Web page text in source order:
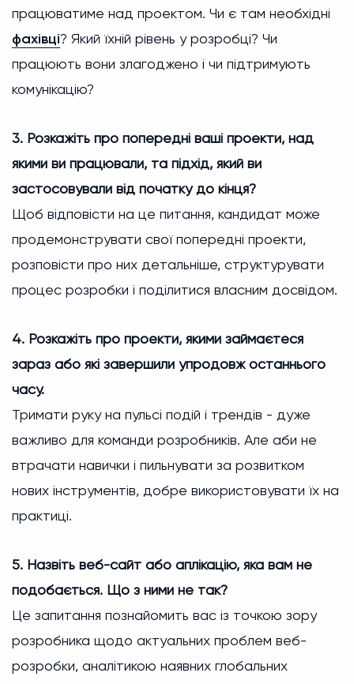
працюватиме над проектом. Чи є там необхідні
фахівці? Який їхній рівень у розробці? Чи
працюють вони злагоджено і чи підтримують
комунікацію?
3. Розкажіть про попередні ваші проекти, над
якими ви працювали, та підхід, який ви
застосовували від початку до кінця?
Щоб відповісти на це питання, кандидат може
продемонструвати свої попередні проекти,
розповісти про них детальніше, структурувати
процес розробки і поділитися власним досвідом.
4. Розкажіть про проекти, якими займаєтеся
зараз або які завершили упродовж останнього
часу.
Тримати руку на пульсі подій і трендів - дуже
важливо для команди розробників. Але аби не
втрачати навички і пильнувати за розвитком
нових інструментів, добре використовувати їх на
практиці.
5. Назвіть веб-сайт або аплікацію, яка вам не
подобається. Що з ними не так?
Це запитання познайомить вас із точкою зору
розробника щодо актуальних проблем веб-
розробки, аналітикою наявних глобальних